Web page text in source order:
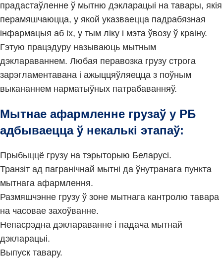
прадастаўленне ў мытню дэкларацыі на тавары, якія
перамяшчаюцца, у якой указваецца падрабязная
інфармацыя аб іх, у тым ліку і мэта ўвозу ў краіну.
Гэтую працэдуру называюць мытным
дэклараваннем. Любая перавозка грузу строга
зарэгламентавана і ажыццяўляецца з поўным
выкананнем нарматыўных патрабаванняў.
Мытнае афармленне грузаў у РБ
адбываецца ў некалькі этапаў:
Прыбыццё грузу на тэрыторыю Беларусі.
Транзіт ад пагранічнай мытні да ўнутранага пункта
мытнага афармлення.
Размяшчэнне грузу ў зоне мытнага кантролю тавара
на часовае захоўванне.
Непасрэдна дэклараванне і падача мытнай
дэкларацыі.
Выпуск тавару.